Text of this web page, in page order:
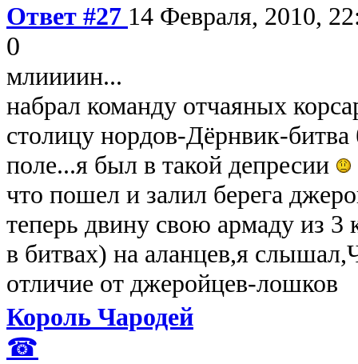
Ответ #27 14 Февраля, 2010,
0
млиииин...
набрал команду отчаяных
столицу нордов-Дёрнвик-
поле...я был в такой депресии
что пошел и залил берега
теперь двину свою армаду из
в битвах) на аланцев,я
отличие от джеройцев-лошков
Король Чародей
☎